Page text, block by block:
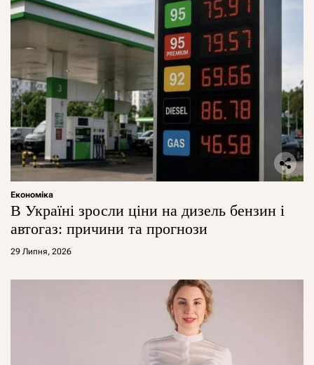
Економіка
В Україні зросли ціни на дизель бензин і
автогаз: причини та прогнози
29 Липня, 2026